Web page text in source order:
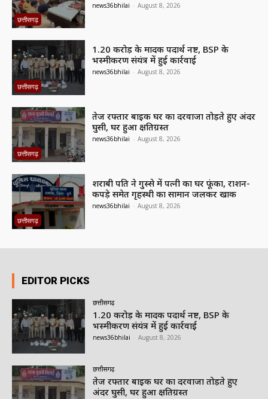
छत्तीसगढ़
news36bhilai - August 8, 2026
छत्तीसगढ़
1.20 करोड़ के मादक पदार्थ नष्ट, BSP के
भस्मीकरण संयंत्र में हुई कार्रवाई
news36bhilai - August 8, 2026
छत्तीसगढ़
तेज रफ्तार बाइक घर का दरवाजा तोड़ते हुए अंदर
घुसी, घर हुआ क्षतिग्रस्त
news36bhilai - August 8, 2026
छत्तीसगढ़
शराबी पति ने गुस्से में पत्नी का घर फूंका, राशन-
कपड़े समेत गृहस्थी का सामान जलकर खाक
news36bhilai - August 8, 2026
EDITOR PICKS
छत्तीसगढ़
1.20 करोड़ के मादक पदार्थ नष्ट, BSP के
भस्मीकरण संयंत्र में हुई कार्रवाई
news36bhilai August 8, 2026
छत्तीसगढ़
तेज रफ्तार बाइक घर का दरवाजा तोड़ते हुए
अंदर घुसी, घर हुआ क्षतिग्रस्त